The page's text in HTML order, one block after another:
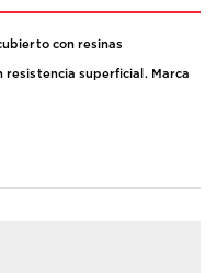
con resinas
superficial. Marca